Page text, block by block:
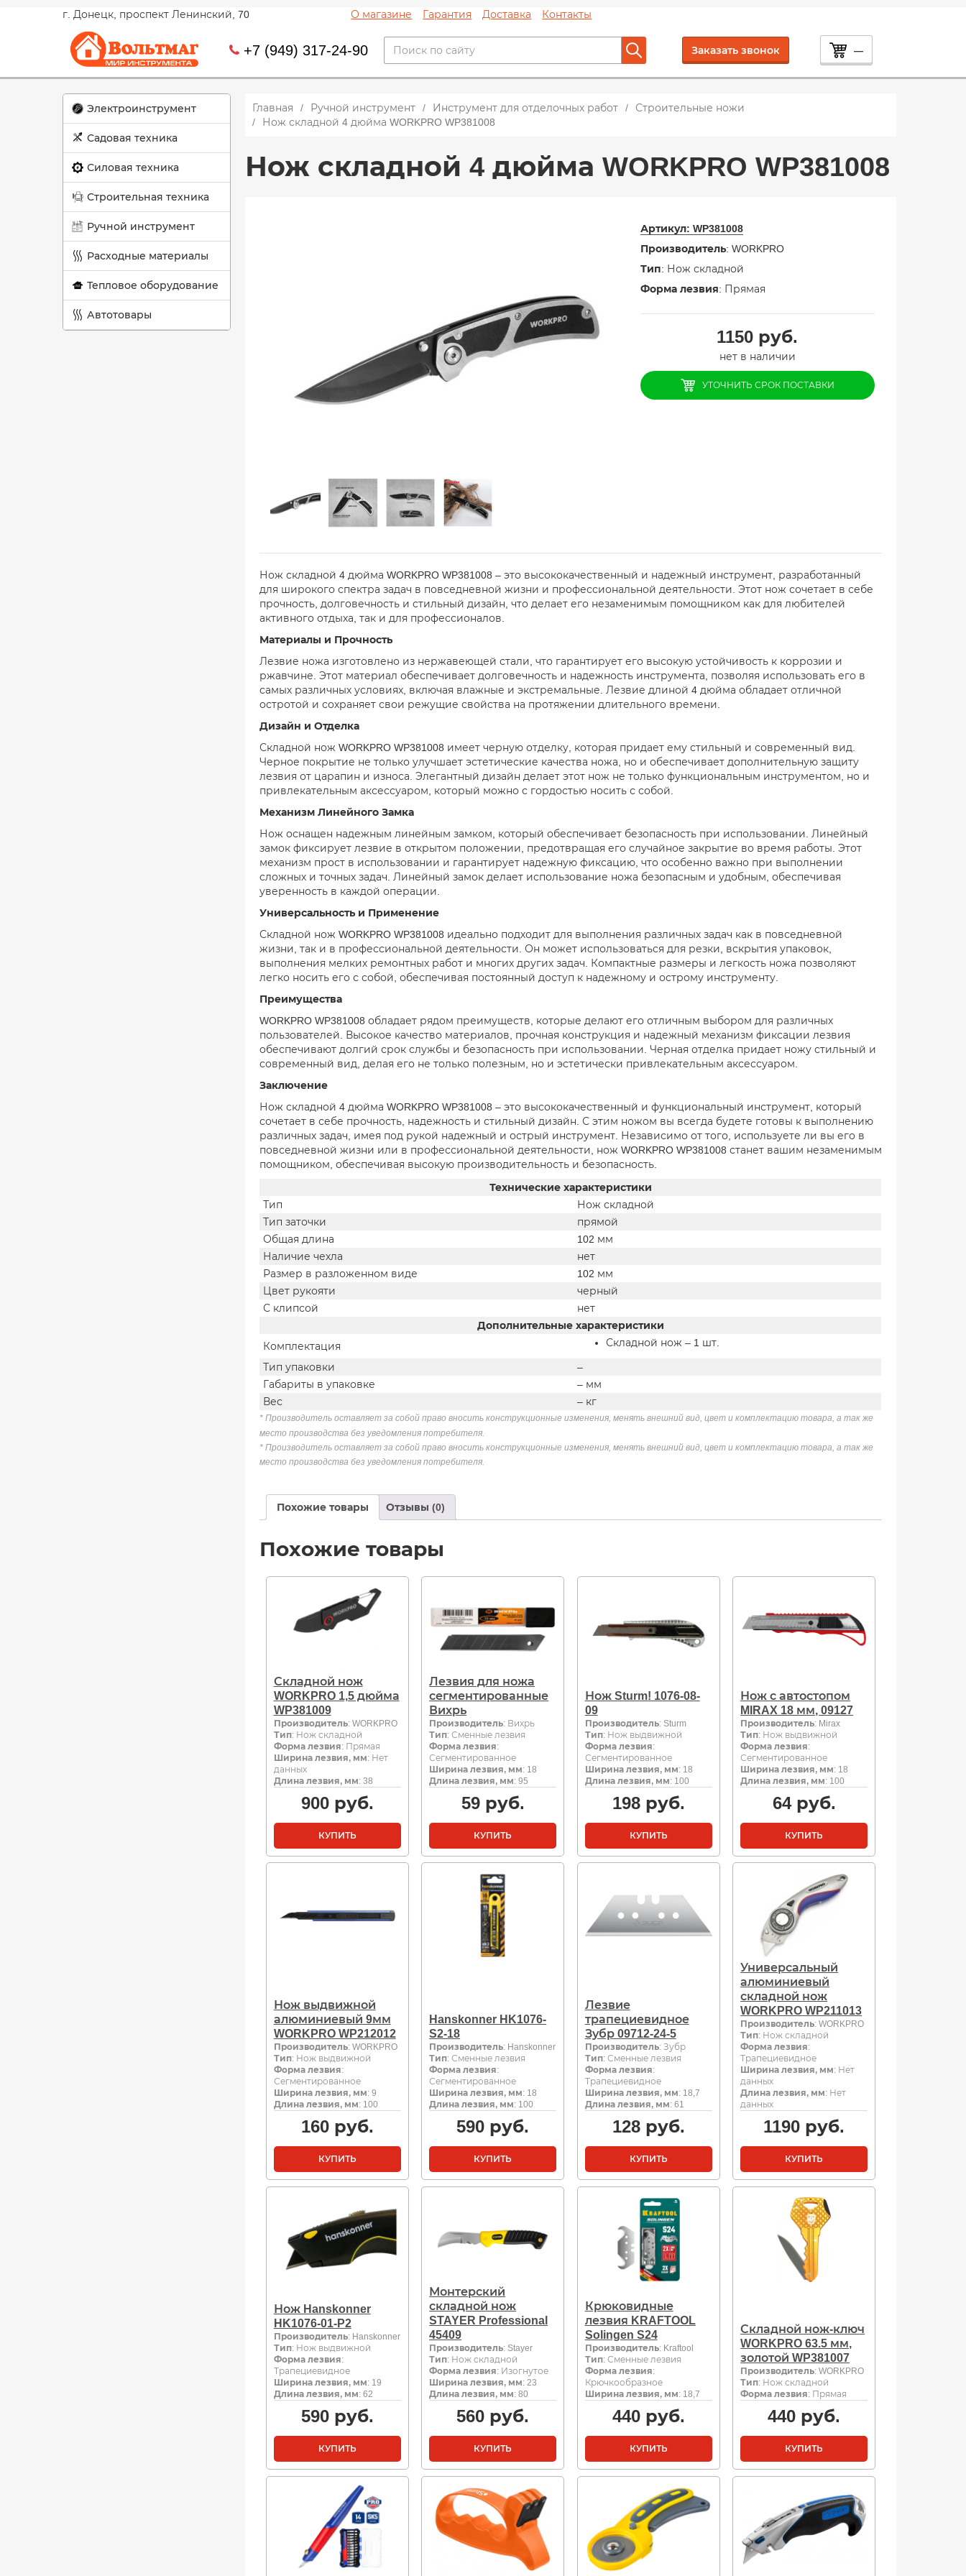
г. Донецк, проспект Ленинский, 70 О магазине Гарантия Доставка Контакты
+7 (949) 317-24-90 Заказать звонок —
Электроинструмент
Садовая техника
Силовая техника
Строительная техника
Ручной инструмент
Расходные материалы
Тепловое оборудование
Автотовары
Главная Ручной инструмент Инструмент для отделочных работ
Строительные ножи
Нож складной 4 дюйма WORKPRO WP381008
Нож складной 4 дюйма WORKPRO WP381008
Артикул: WP381008
Производитель: WORKPRO
Тип: Нож складной
Форма лезвия: Прямая
1150 руб.
нет в наличии
УТОЧНИТЬ СРОК ПОСТАВКИ
Нож складной 4 дюйма WORKPRO WP381008 – это высококачественный и надежный инструмент, разработанный
для широкого спектра задач в повседневной жизни и профессиональной деятельности. Этот нож сочетает в себе
прочность, долговечность и стильный дизайн, что делает его незаменимым помощником как для любителей
активного отдыха, так и для профессионалов.
Материалы и Прочность
Лезвие ножа изготовлено из нержавеющей стали, что гарантирует его высокую устойчивость к коррозии и
ржавчине. Этот материал обеспечивает долговечность и надежность инструмента, позволяя использовать его в
самых различных условиях, включая влажные и экстремальные. Лезвие длиной 4 дюйма обладает отличной
остротой и сохраняет свои режущие свойства на протяжении длительного времени.
Дизайн и Отделка
Складной нож WORKPRO WP381008 имеет черную отделку, которая придает ему стильный и современный вид.
Черное покрытие не только улучшает эстетические качества ножа, но и обеспечивает дополнительную защиту
лезвия от царапин и износа. Элегантный дизайн делает этот нож не только функциональным инструментом, но и
привлекательным аксессуаром, который можно с гордостью носить с собой.
Механизм Линейного Замка
Нож оснащен надежным линейным замком, который обеспечивает безопасность при использовании. Линейный
замок фиксирует лезвие в открытом положении, предотвращая его случайное закрытие во время работы. Этот
механизм прост в использовании и гарантирует надежную фиксацию, что особенно важно при выполнении
сложных и точных задач. Линейный замок делает использование ножа безопасным и удобным, обеспечивая
уверенность в каждой операции.
Универсальность и Применение
Складной нож WORKPRO WP381008 идеально подходит для выполнения различных задач как в повседневной
жизни, так и в профессиональной деятельности. Он может использоваться для резки, вскрытия упаковок,
выполнения мелких ремонтных работ и многих других задач. Компактные размеры и легкость ножа позволяют
легко носить его с собой, обеспечивая постоянный доступ к надежному и острому инструменту.
Преимущества
WORKPRO WP381008 обладает рядом преимуществ, которые делают его отличным выбором для различных
пользователей. Высокое качество материалов, прочная конструкция и надежный механизм фиксации лезвия
обеспечивают долгий срок службы и безопасность при использовании. Черная отделка придает ножу стильный и
современный вид, делая его не только полезным, но и эстетически привлекательным аксессуаром.
Заключение
Нож складной 4 дюйма WORKPRO WP381008 – это высококачественный и функциональный инструмент, который
сочетает в себе прочность, надежность и стильный дизайн. С этим ножом вы всегда будете готовы к выполнению
различных задач, имея под рукой надежный и острый инструмент. Независимо от того, используете ли вы его в
повседневной жизни или в профессиональной деятельности, нож WORKPRO WP381008 станет вашим незаменимым
помощником, обеспечивая высокую производительность и безопасность.
Технические характеристики
Тип
Нож складной
Тип заточки
прямой
Общая длина
102 мм
Наличие чехла
нет
Размер в разложенном виде
102 мм
Цвет рукояти
черный
С клипсой
нет
Дополнительные характеристики
Комплектация
Складной нож – 1 шт.
Тип упаковки
–
Габариты в упаковке
– мм
Вес
– кг
* Производитель оставляет за собой право вносить конструкционные изменения, менять внешний вид, цвет и комплектацию товара, а так же
место производства без уведомления потребителя.
* Производитель оставляет за собой право вносить конструкционные изменения, менять внешний вид, цвет и комплектацию товара, а так же
место производства без уведомления потребителя.
Похожие товары Отзывы (0)
Похожие товары
Складной нож
WORKPRO 1,5 дюйма
WP381009
Производитель: WORKPRO
Тип: Нож складной
Форма лезвия: Прямая
Ширина лезвия, мм: Нет
данных
Длина лезвия, мм: 38
900руб.
КУПИТЬ
Лезвия для ножа
сегментированные
Вихрь
Производитель: Вихрь
Тип: Сменные лезвия
Форма лезвия:
Сегментированное
Ширина лезвия, мм: 18
Длина лезвия, мм: 95
59руб.
КУПИТЬ
Нож Sturm! 1076-08-
09
Производитель: Sturm
Тип: Нож выдвижной
Форма лезвия:
Сегментированное
Ширина лезвия, мм: 18
Длина лезвия, мм: 100
198руб.
КУПИТЬ
Нож с автостопом
MIRAX 18 мм, 09127
Производитель: Mirax
Тип: Нож выдвижной
Форма лезвия:
Сегментированное
Ширина лезвия, мм: 18
Длина лезвия, мм: 100
64руб.
КУПИТЬ
Нож выдвижной
алюминиевый 9мм
WORKPRO WP212012
Производитель: WORKPRO
Тип: Нож выдвижной
Форма лезвия:
Сегментированное
Ширина лезвия, мм: 9
Длина лезвия, мм: 100
160руб.
КУПИТЬ
Hanskonner HK1076-
S2-18
Производитель: Hanskonner
Тип: Сменные лезвия
Форма лезвия:
Сегментированное
Ширина лезвия, мм: 18
Длина лезвия, мм: 100
590 руб.
КУПИТЬ
Лезвие
трапециевидное
Зубр 09712-24-5
Производитель: Зубр
Тип: Сменные лезвия
Форма лезвия:
Трапециевидное
Ширина лезвия, мм: 18,7
Длина лезвия, мм: 61
128руб.
КУПИТЬ
Универсальный
алюминиевый
складной нож
WORKPRO WP211013
Производитель: WORKPRO
Тип: Нож складной
Форма лезвия:
Трапециевидное
Ширина лезвия, мм: Нет
данных
Длина лезвия, мм: Нет
данных
1190 руб.
КУПИТЬ
Нож Hanskonner
HK1076-01-P2
Производитель: Hanskonner
Тип: Нож выдвижной
Форма лезвия:
Трапециевидное
Ширина лезвия, мм: 19
Длина лезвия, мм: 62
590руб.
КУПИТЬ
Монтерский
складной нож
STAYER Professional
45409
Производитель: Stayer
Тип: Нож складной
Форма лезвия: Изогнутое
Ширина лезвия, мм: 23
Длина лезвия, мм: 80
560 руб.
КУПИТЬ
Крюковидные
лезвия KRAFTOOL
Solingen S24
Производитель: Kraftool
Тип: Сменные лезвия
Форма лезвия:
Крючкообразное
Ширина лезвия, мм: 18,7
440руб.
КУПИТЬ
Складной нож-ключ
WORKPRO 63.5 мм,
золотой WP381007
Производитель: WORKPRO
Тип: Нож складной
Форма лезвия: Прямая
440 руб.
КУПИТЬ